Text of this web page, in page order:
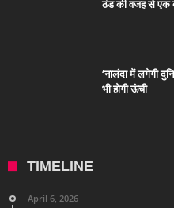
ठंड की वजह से एक
‘नालंदा में लगेगी
भी होगी ऊंची
TIMELINE
April 6, 2026